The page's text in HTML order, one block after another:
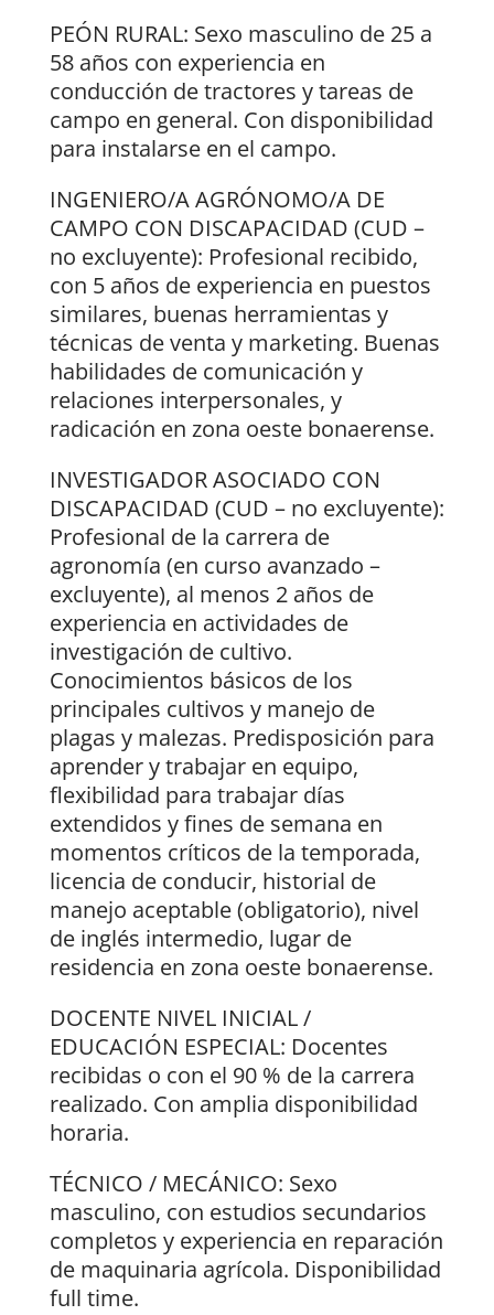
PEÓN RURAL: Sexo masculino de 25 a
58 años con experiencia en
conducción de tractores y tareas de
campo en general. Con disponibilidad
para instalarse en el campo.
INGENIERO/A AGRÓNOMO/A DE
CAMPO CON DISCAPACIDAD (CUD –
no excluyente): Profesional recibido,
con 5 años de experiencia en puestos
similares, buenas herramientas y
técnicas de venta y marketing. Buenas
habilidades de comunicación y
relaciones interpersonales, y
radicación en zona oeste bonaerense.
INVESTIGADOR ASOCIADO CON
DISCAPACIDAD (CUD – no excluyente):
Profesional de la carrera de
agronomía (en curso avanzado –
excluyente), al menos 2 años de
experiencia en actividades de
investigación de cultivo.
Conocimientos básicos de los
principales cultivos y manejo de
plagas y malezas. Predisposición para
aprender y trabajar en equipo,
flexibilidad para trabajar días
extendidos y fines de semana en
momentos críticos de la temporada,
licencia de conducir, historial de
manejo aceptable (obligatorio), nivel
de inglés intermedio, lugar de
residencia en zona oeste bonaerense.
DOCENTE NIVEL INICIAL /
EDUCACIÓN ESPECIAL: Docentes
recibidas o con el 90 % de la carrera
realizado. Con amplia disponibilidad
horaria.
TÉCNICO / MECÁNICO: Sexo
masculino, con estudios secundarios
completos y experiencia en reparación
de maquinaria agrícola. Disponibilidad
full time.